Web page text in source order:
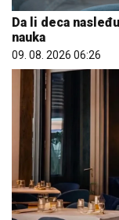
Da li deca
nauka
09. 08. 2026 06:26